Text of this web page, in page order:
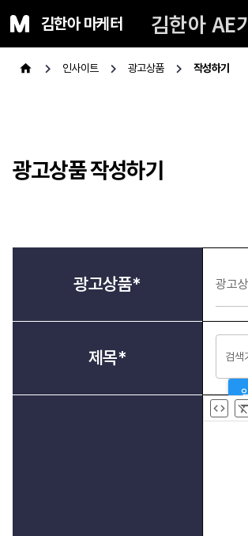
김한아 마케터 김한아 AE
인사이트 광고상품 작성하기
광고상품 작성하기
광고상품* 광고
제목*